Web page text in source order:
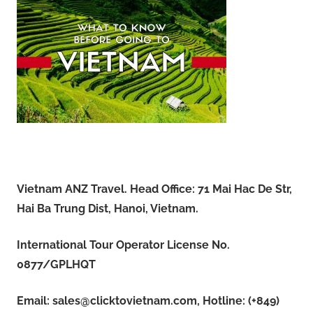
Vietnam ANZ Travel. Head Office: 71 Mai Hac De Str,
Hai Ba Trung Dist, Hanoi, Vietnam.
International Tour Operator License No.
0877/GPLHQT
Email: sales@clicktovietnam.com, Hotline: (+849)